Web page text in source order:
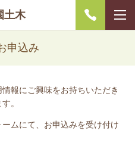
土木
申込み
報にご興味をお持ちいただき
。
ムにて、お申込みを受け付け